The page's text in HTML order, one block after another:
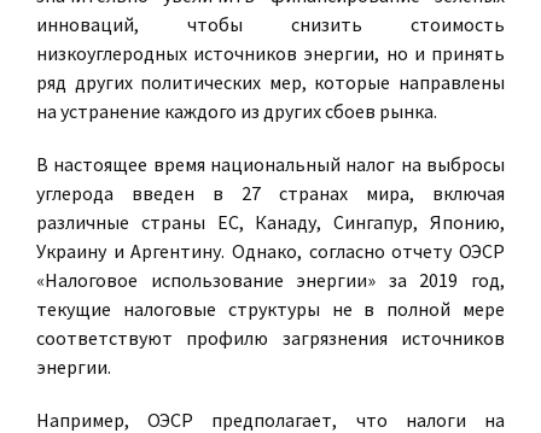
инноваций, чтобы снизить стоимость
низкоуглеродных источников энергии, но и принять
ряд других политических мер, которые направлены
на устранение каждого из других сбоев рынка.
В настоящее время национальный налог на выбросы
углерода введен в 27 странах мира, включая
различные страны ЕС, Канаду, Сингапур, Японию,
Украину и Аргентину. Однако, согласно отчету ОЭСР
«Налоговое использование энергии» за 2019 год,
текущие налоговые структуры не в полной мере
соответствуют профилю загрязнения источников
энергии.
Например, ОЭСР предполагает, что налоги на